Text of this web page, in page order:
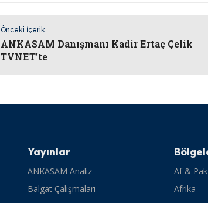
Önceki İçerik
ANKASAM Danışmanı Kadir Ertaç Çelik
TVNET’te
Yayınlar
ANKASAM Analiz
Balgat Çalışmaları
Af & Pak
Afrika